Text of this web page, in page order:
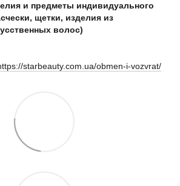
и предметы индивидуального
щетки, изделия из
волос)
starbeauty.com.ua/obmen-i-vozvrat/